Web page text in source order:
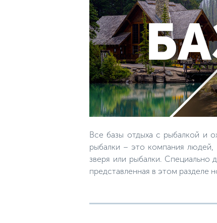
Все базы отдыха с рыбалкой и
рыбалки – это компания людей,
зверя или рыбалки.
представленная в этом разделе